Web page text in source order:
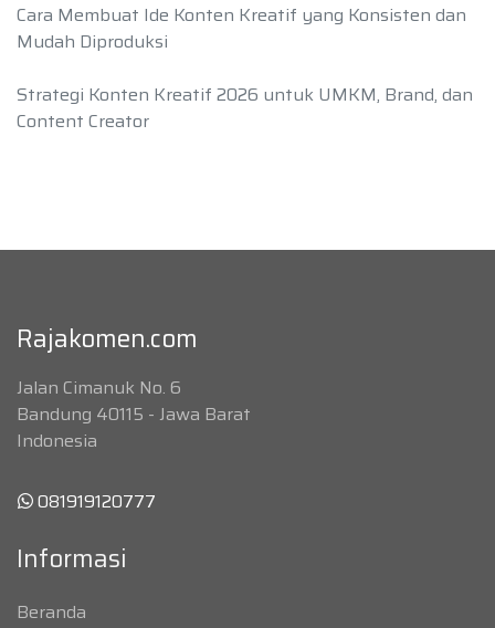
Cara Membuat Ide Konten Kreatif yang Konsisten dan
Mudah Diproduksi
Strategi Konten Kreatif 2026 untuk UMKM, Brand, dan
Content Creator
Rajakomen.com
Jalan Cimanuk No. 6
Bandung 40115 - Jawa Barat
Indonesia
081919120777
Informasi
Beranda